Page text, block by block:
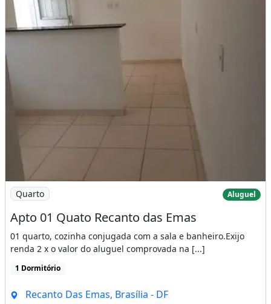
Imagem: Apto 01 Quato Recanto das Emas
Quarto Aluguel
Apto 01 Quato Recanto das Emas
01 quarto, cozinha conjugada com a sala e banheiro.Exijo
renda 2 x o valor do aluguel comprovada na [...]
1 Dormitório
Recanto Das Emas, Brasília - DF